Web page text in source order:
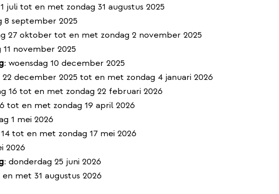
juli tot en met zondag 31 augustus 2025
8 september 2025
27 oktober tot en met zondag 2 november 2025
11 november 2025
: woensdag 10 december 2025
22 december 2025 tot en met zondag 4 januari 2026
16 tot en met zondag 22 februari 2026
tot en met zondag 19 april 2026
1 mei 2026
tot en met zondag 17 mei 2026
2026
: donderdag 25 juni 2026
met 31 augustus 2026